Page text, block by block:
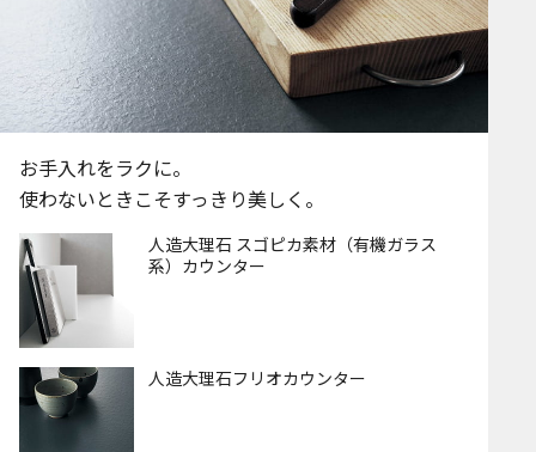
お手入れをラクに。
使わないときこそすっきり美しく。
人造大理石 スゴピカ素材（有機ガラス
系）カウンター
人造大理石フリオカウンター